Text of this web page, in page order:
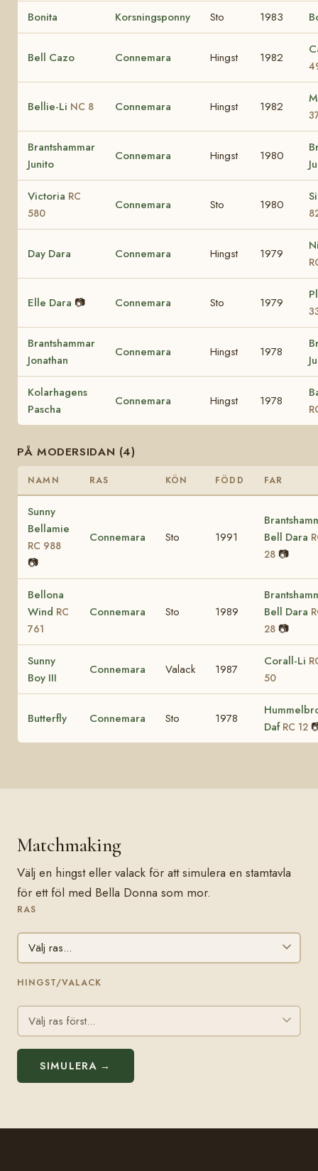
Bonita Korsningsponny Sto 1983
Bell Cazo Connemara Hingst 1982
Bellie-Li NC 8 Connemara Hingst 1982
Brantshammar
Junito
Connemara Hingst 1980
Victoria RC
580
Connemara Sto 1980
Day Dara Connemara Hingst 1979
Elle Dara 📷 Connemara Sto 1979
Brantshammar
Jonathan
Connemara Hingst 1978
Kolarhagens
Pascha
Connemara Hingst 1978
PÅ MODERSIDAN (4)
NAMN RAS KÖN FÖDD FAR
Sunny
Bellamie
RC 988
📷
Connemara Sto 1991
Bell Dara
28 📷
Bellona
Wind RC
761
Connemara Sto 1989
Bell Dara
28 📷
Sunny
Boy III
Connemara Valack 1987
Corall-Li
50
Butterfly Connemara Sto 1978
Daf RC 12
Matchmaking
Välj en hingst eller valack för att simulera en stamtavla
för ett föl med Bella Donna som mor.
RAS
HINGST/VALACK
SIMULERA →